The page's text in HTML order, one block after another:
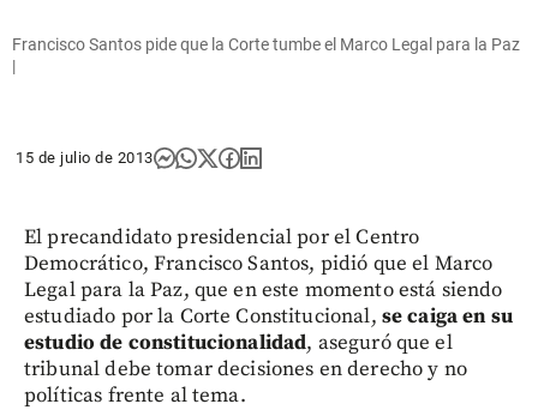
Francisco Santos pide que la Corte tumbe el Marco Legal para la Paz
|
15 de julio de 2013
El precandidato presidencial por el Centro
Democrático, Francisco Santos, pidió que el Marco
Legal para la Paz, que en este momento está siendo
estudiado por la Corte Constitucional, se caiga en su
estudio de constitucionalidad, aseguró que el
tribunal debe tomar decisiones en derecho y no
políticas frente al tema.